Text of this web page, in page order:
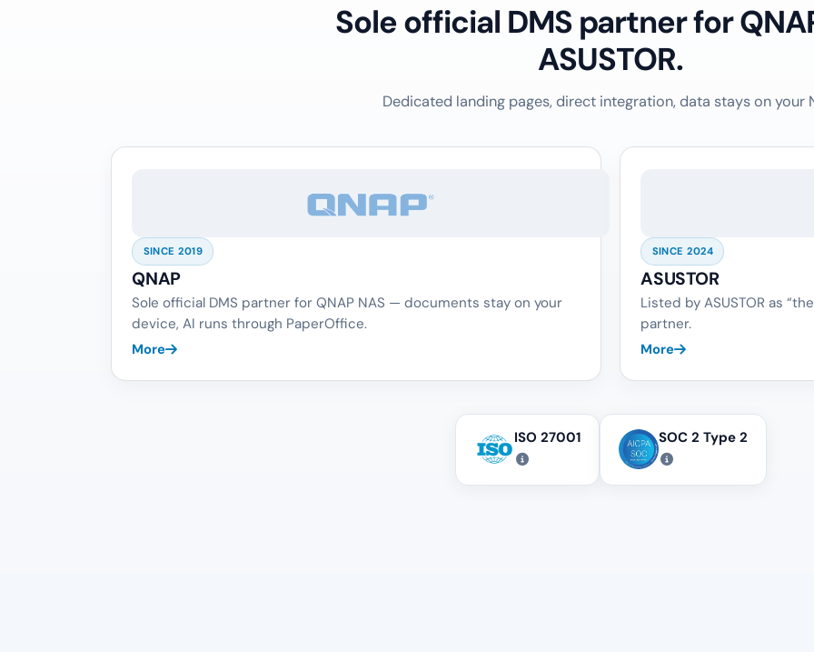
Sole official DMS partner for
ASUSTOR.
Dedicated landing pages, direct integration, data stays on your
SINCE 2019
QNAP
Sole official DMS partner for QNAP NAS — documents stay on your
device, AI runs through PaperOffice.
More
SINCE 2024
ASUSTOR
Listed by ASUSTOR as
partner.
More
ISO 27001 SOC 2 Type 2